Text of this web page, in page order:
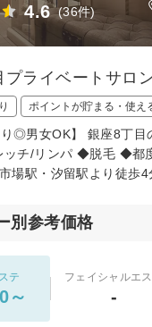
4.6 (36件)
プライベートサロ
ポイントが貯まる・使え
り◎男女OK】 銀座8丁
ッチ/リンパ ◆脱毛 ◆都
場駅・汐留駅より徒歩4
別参考価格
テ
～
フェイシャルエ
-